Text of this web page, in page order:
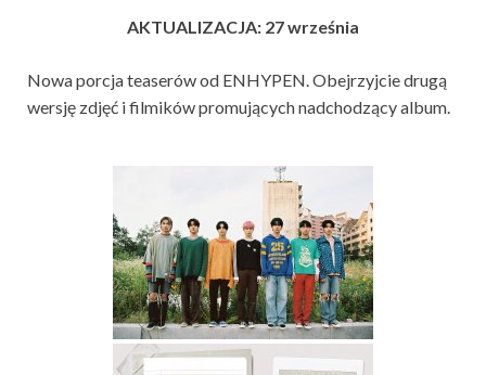
AKTUALIZACJA: 27 września
Nowa porcja teaserów od ENHYPEN. Obejrzyjcie drugą
wersję zdjęć i filmików promujących nadchodzący album.